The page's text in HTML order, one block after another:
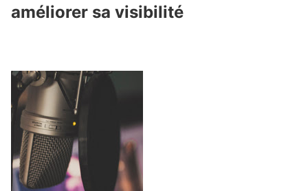
améliorer sa visibilité